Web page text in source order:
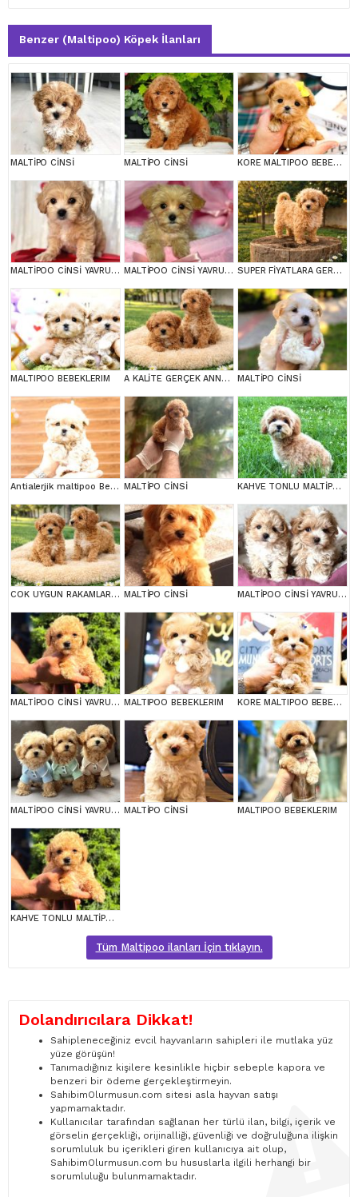
Benzer (Maltipoo) Köpek İlanları
MALTİPO CİNSİ MALTİPO CİNSİ KORE MALTIPOO BEBEKLERIM
MALTİPOO CİNSİ YAVRULAR EV ÜRETİMİ MALTİPOO CİNSİ YAVRULAR EV ÜRETİMİ SUPER FİYATLARA GERÇEK MALTİPOO YAVRULAR
MALTIPOO BEBEKLERIM A KALİTE GERÇEK ANNE BABA MALTİPOO YAVRULAR MALTİPO CİNSİ
Antialerjik maltipoo Bebeklerim MALTİPO CİNSİ KAHVE TONLU MALTİPOO CİNSİ YAVRULAR
COK UYGUN RAKAMLARA GERÇEK MALTİPOO YAVRULAR MALTİPO CİNSİ MALTİPOO CİNSİ YAVRULAR EV ÜRETİMİ
MALTİPOO CİNSİ YAVRULAR EV ÜRETİMİ MALTIPOO BEBEKLERIM KORE MALTIPOO BEBEKLERIM
MALTİPOO CİNSİ YAVRULAR EV ÜRETİMİ MALTİPO CİNSİ MALTIPOO BEBEKLERIM
KAHVE TONLU MALTİPOO CİNSİ YAVRULAR
Tüm Maltipoo ilanları İçin tıklayın.
Dolandırıcılara Dikkat!
Sahipleneceğiniz evcil hayvanların sahipleri ile mutlaka yüz
yüze görüşün!
Tanımadığınız kişilere kesinlikle hiçbir sebeple kapora ve
benzeri bir ödeme gerçekleştirmeyin.
SahibimOlurmusun.com sitesi asla hayvan satışı
yapmamaktadır.
Kullanıcılar tarafından sağlanan her türlü ilan, bilgi, içerik ve
görselin gerçekliği, orijinalliği, güvenliği ve doğruluğuna ilişkin
sorumluluk bu içerikleri giren kullanıcıya ait olup,
SahibimOlurmusun.com bu hususlarla ilgili herhangi bir
sorumluluğu bulunmamaktadır.